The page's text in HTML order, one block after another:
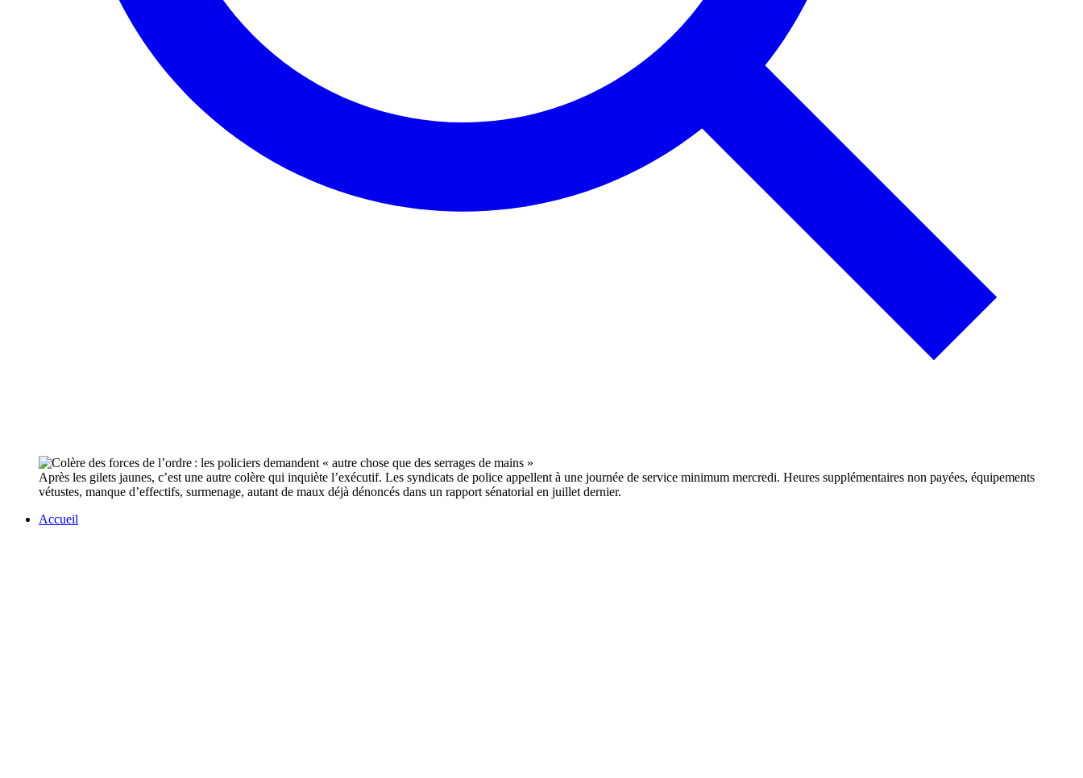
Après les gilets jaunes, c’est une autre colère qui inquiète l’exécutif. Les syndicats de police appellent à une journée de service minimum mercredi. Heures supplémentaires non payées, équipements
vétustes, manque d’effectifs, surmenage, autant de maux déjà dénoncés dans un rapport sénatorial en juillet dernier.
Accueil